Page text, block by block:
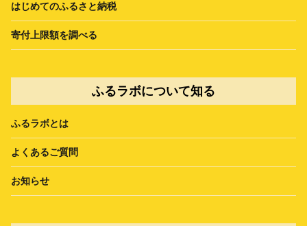
はじめてのふるさと納税
寄付上限額を調べる
ふるラボについて知る
ふるラボとは
よくあるご質問
お知らせ